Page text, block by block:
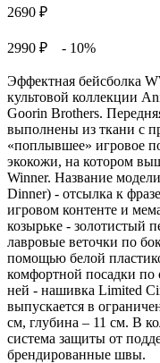
2690 ₽
2990 ₽ - 10%
Эффектная бейсболка
культовой коллекции
Goorin Brothers.
выполнены из ткани с
«поплывшее» игровое
экокожи, на котором
Winner. Название
Dinner) - отсылка к
игровом контенте и
козырьке - золотистый
лавровые веточки по
помощью белой
комфортной посадки по
ней - нашивка Limited
выпускается в
см, глубина – 11 см. В
система защиты от
брендированные швы.